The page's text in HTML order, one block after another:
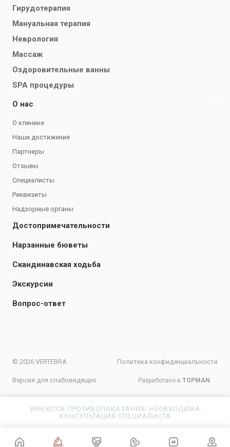
Гирудотерапия
Мануальная терапия
Неврология
Массаж
Оздоровительные ванны
SPA процедуры
О нас
О клинике
Наши достижения
Партнеры
Отзывы
Специалисты
Реквизиты
Надзорные органы
Достопримечательности
Нарзанные бюветы
Скандинавская ходьба
Экскурсии
Вопрос-ответ
© 2026 VERTEBRA Политика конфиденциальности
Версия для слабовидящих Разработано в TOPMAN
ИМЕЮТСЯ ПРОТИВОПОКАЗАНИЯ. НЕОБХОДИМА
КОНСУЛЬТАЦИЯ СПЕЦИАЛИСТА